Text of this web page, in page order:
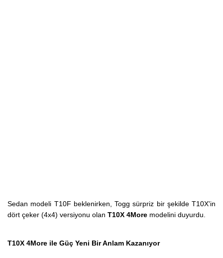
Sedan modeli T10F beklenirken, Togg sürpriz bir şekilde T10X'in
dört çeker (4x4) versiyonu olan T10X 4More modelini duyurdu.
T10X 4More ile Güç Yeni Bir Anlam Kazanıyor